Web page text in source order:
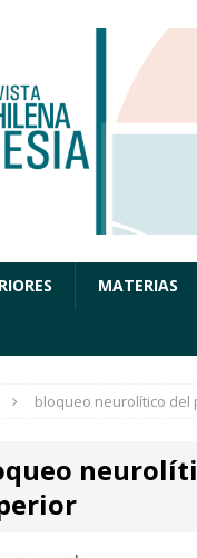
MATERIAS
bloqueo neurolítico